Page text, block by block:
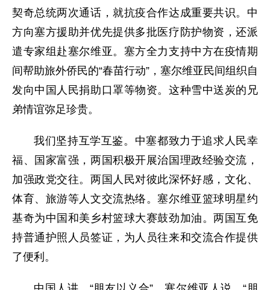
契奇总统两次通话，就抗疫合作达成重要共识。中
方向塞方援助并优先提供多批医疗防护物资，还派
遣专家组赴塞尔维亚。塞方全力支持中方在疫情期
间帮助旅外侨民的“春苗行动”，塞尔维亚民间组织自
发向中国人民捐助口罩等物资。这种雪中送炭的兄
弟情谊弥足珍贵。
我们坚持互学互鉴。中塞都致力于追求人民幸
福、国家富强，两国积极开展治国理政经验交流，
加强政党交往。两国人民对彼此深怀好感，文化、
体育、旅游等人文交流热络。塞尔维亚篮球明星约
基奇为中国和美乡村篮球大赛鼓劲加油。两国互免
持普通护照人员签证，为人员往来和交流合作提供
了便利。